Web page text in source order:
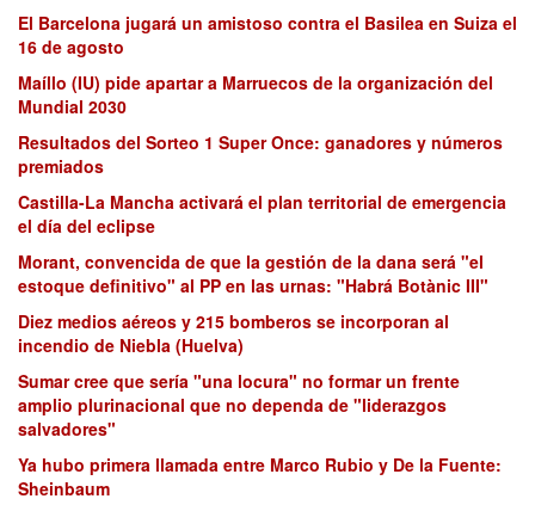
El Barcelona jugará un amistoso contra el Basilea en Suiza el
16 de agosto
Maíllo (IU) pide apartar a Marruecos de la organización del
Mundial 2030
Resultados del Sorteo 1 Super Once: ganadores y números
premiados
Castilla-La Mancha activará el plan territorial de emergencia
el día del eclipse
Morant, convencida de que la gestión de la dana será "el
estoque definitivo" al PP en las urnas: "Habrá Botànic III"
Diez medios aéreos y 215 bomberos se incorporan al
incendio de Niebla (Huelva)
Sumar cree que sería "una locura" no formar un frente
amplio plurinacional que no dependa de "liderazgos
salvadores"
Ya hubo primera llamada entre Marco Rubio y De la Fuente:
Sheinbaum